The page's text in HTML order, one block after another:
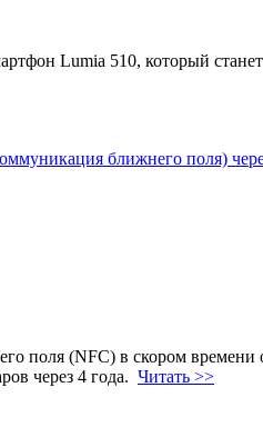
Lumia 510, который
ближнего поля)
поля (NFC) в скором времени
через 4 года. Читать >>